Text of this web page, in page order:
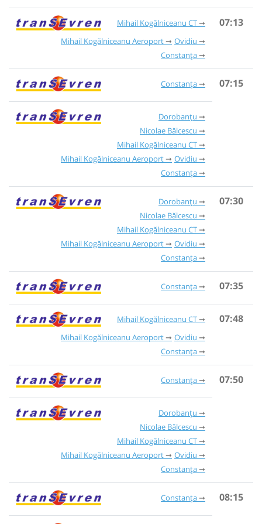
Mihail Kogălniceanu CT
Mihail Kogălniceanu Aeroport
Ovidiu
Constanța
07:13
Constanța 07:15
Dorobanțu
Nicolae Bălcescu
Mihail Kogălniceanu CT
Mihail Kogălniceanu Aeroport
Ovidiu
Constanța
Dorobanțu
Nicolae Bălcescu
Mihail Kogălniceanu CT
Mihail Kogălniceanu Aeroport
Ovidiu
Constanța
07:30
Constanța 07:35
Mihail Kogălniceanu CT
Mihail Kogălniceanu Aeroport
Ovidiu
Constanța
07:48
Constanța 07:50
Dorobanțu
Nicolae Bălcescu
Mihail Kogălniceanu CT
Mihail Kogălniceanu Aeroport
Ovidiu
Constanța
Constanța 08:15